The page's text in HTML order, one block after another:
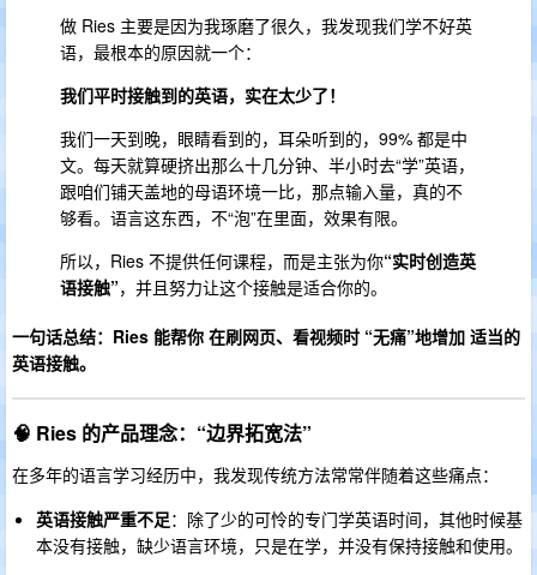
做 Ries 主要是因为我琢磨了很久，我发现我们学不好英
语，最根本的原因就一个：
我们平时接触到的英语，实在太少了！
我们一天到晚，眼睛看到的，耳朵听到的，99% 都是中
文。每天就算硬挤出那么十几分钟、半小时去“学”英语，
跟咱们铺天盖地的母语环境一比，那点输入量，真的不
够看。语言这东西，不“泡”在里面，效果有限。
所以，Ries 不提供任何课程，而是主张为你“实时创造英
语接触”，并且努力让这个接触是适合你的。
一句话总结：Ries 能帮你 在刷网页、看视频时 “无痛”地增加 适当的
英语接触。
🧠 Ries 的产品理念：“边界拓宽法”
在多年的语言学习经历中，我发现传统方法常常伴随着这些痛点：
英语接触严重不足：除了少的可怜的专门学英语时间，其他时候基
本没有接触，缺少语言环境，只是在学，并没有保持接触和使用。